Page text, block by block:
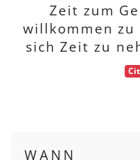
Zeit zum
willkommen
sich Zeit zu
WANN